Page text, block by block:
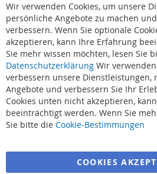
Suchbegriffe
Bestellungen und
Wir verwenden Cookies, um unsere
persönliche Angebote zu machen
verbessern. Wenn Sie optionale
akzeptieren, kann Ihre Erfahrung
Sie mehr wissen möchten, lesen Sie
Datenschutzerklärung Wir
verbessern unsere Dienstleistungen,
Angebote und verbessern Sie Ihr
Cookies unten nicht akzeptieren,
beeinträchtigt werden. Wenn Sie
Sie bitte die Cookie-Bestimmungen
COOKIES